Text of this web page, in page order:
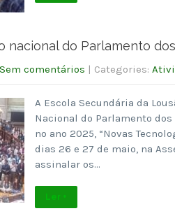
nacional do Parlamento
Sem comentários | Categories:
A Escola Secundária da
Nacional do Parlamento
no ano 2025, “Novas
dias 26 e 27 de maio, na
assinalar os…
Ler +